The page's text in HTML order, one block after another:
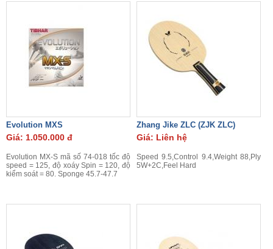
Evolution MXS
Giá: 1.050.000 đ
Evolution MX-S mã số 74-018 tốc độ
speed = 125, độ xoáy Spin = 120, độ
kiểm soát = 80. Sponge 45.7-47.7
Zhang Jike ZLC (ZJK ZLC)
Giá: Liên hệ
Speed 9.5,Control 9.4,Weight 88,Ply
5W+2C,Feel Hard